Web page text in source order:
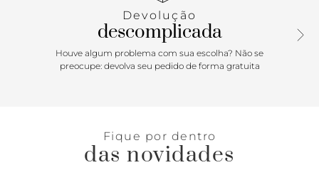
combinando elegância atemporal com uma pegada
contemporânea em cada passo.
Devolução
descomplicada
Houve algum problema com sua escolha? Não se
preocupe: devolva seu pedido de forma gratuita
Fique por dentro
das novidades